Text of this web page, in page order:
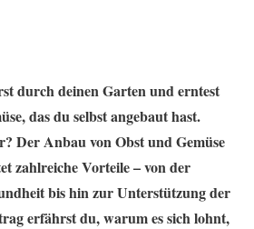
durch deinen Garten und erntest
das du selbst angebaut hast.
Der Anbau von Obst und Gemüse
zahlreiche Vorteile – von der
bis hin zur Unterstützung der
erfährst du, warum es sich lohnt,